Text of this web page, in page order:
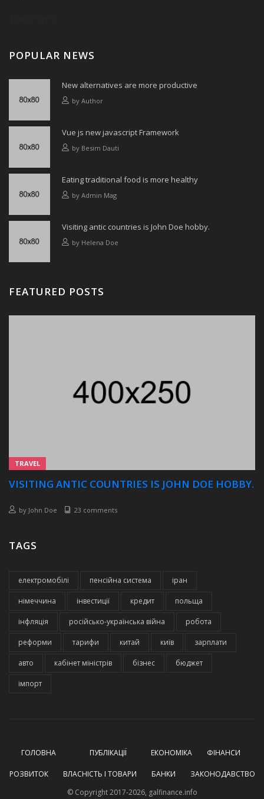
POPULAR NEWS
New alternatives are more productive
by Author
Vue js new javascript Framework
by Besim Dauti
Eating traditional food is more healthy
by Admin Mag
Visiting antic countries is John Doe hobby.
by Helena Doe
FEATURED POSTS
TRAVEL
VISITING ANTIC COUNTRIES IS JOHN DOE HOBBY.
by John Doe 23 comments
TAGS
електромобілі пенсійна система іран
німеччина інвестиції кредит польща
інфляція російсько-українська війна робота
реформи тарифи китай київ зарплати
авто кабінет міністрів бізнес бюджет
імпорт
ГОЛОВНА ПУБЛІКАЦІЇ ЕКОНОМІКА ФІНАНСИ
РОЗВИТОК ВЛАСНІСТЬ І ТОВАРИ БАНКИ
ЗАКОНОДАВСТВО
© Copyright 2017-2026, galfinance.info